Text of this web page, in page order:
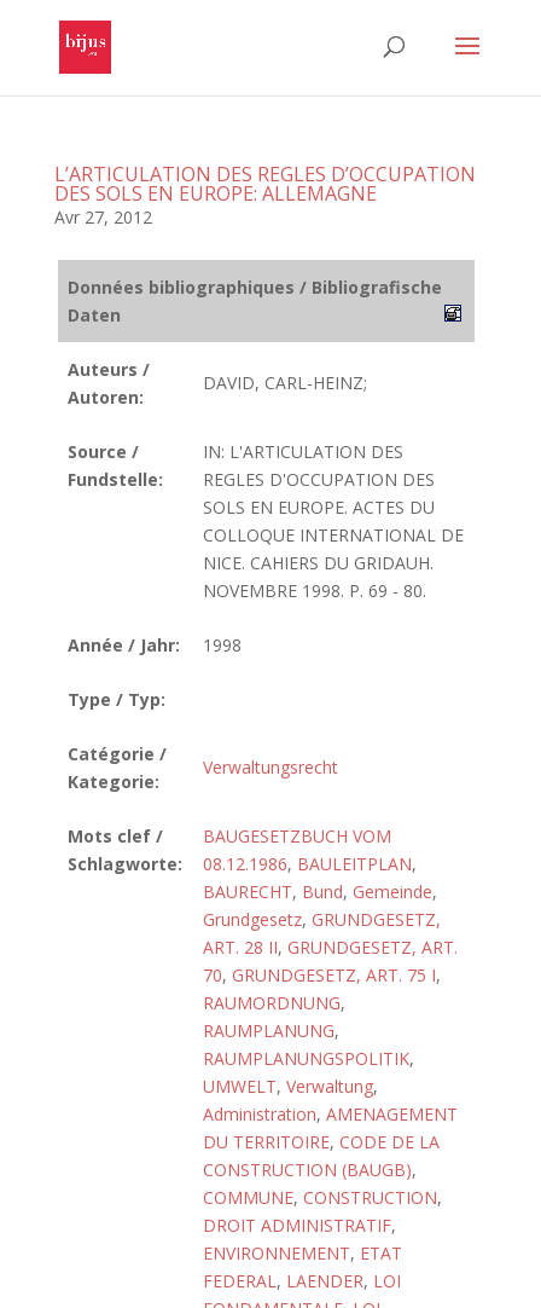
L’ARTICULATION DES REGLES D’OCCUPATION
DES SOLS EN EUROPE: ALLEMAGNE
Avr 27, 2012
Données bibliographiques / Bibliografische
Daten
Auteurs /
Autoren:
DAVID, CARL-HEINZ;
Source /
Fundstelle:
IN: L'ARTICULATION DES
REGLES D'OCCUPATION DES
SOLS EN EUROPE. ACTES DU
COLLOQUE INTERNATIONAL DE
NICE. CAHIERS DU GRIDAUH.
NOVEMBRE 1998. P. 69 - 80.
Année / Jahr: 1998
Type / Typ:
Catégorie /
Kategorie:
Verwaltungsrecht
Mots clef /
Schlagworte:
BAUGESETZBUCH VOM
08.12.1986, BAULEITPLAN,
BAURECHT, Bund, Gemeinde,
Grundgesetz, GRUNDGESETZ,
ART. 28 II, GRUNDGESETZ, ART.
70, GRUNDGESETZ, ART. 75 I,
RAUMORDNUNG,
RAUMPLANUNG,
RAUMPLANUNGSPOLITIK,
UMWELT, Verwaltung,
Administration, AMENAGEMENT
DU TERRITOIRE, CODE DE LA
CONSTRUCTION (BAUGB),
COMMUNE, CONSTRUCTION,
DROIT ADMINISTRATIF,
ENVIRONNEMENT, ETAT
FEDERAL, LAENDER, LOI